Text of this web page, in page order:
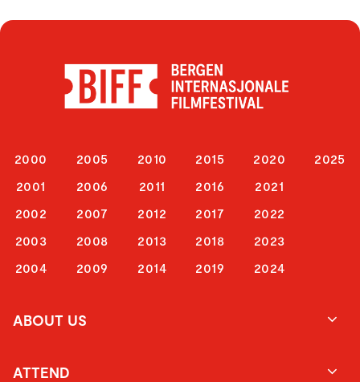
2000
2001
2002
2003
2004
2005
2006
2007
2008
2009
2010
2011
2012
2013
2014
2015
2016
2017
2018
2019
2020
2021
2022
2023
2024
2025
ABOUT US
ATTEND